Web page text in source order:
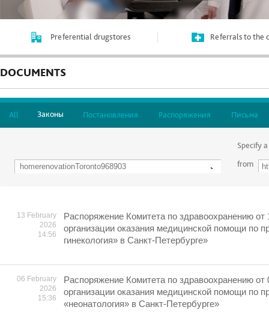
Preferential drugstores Referrals to the
DOCUMENTS
All Законы Постановления Распоряжения Письма
Specify
from
13 February
2026
14:56
Распоряжение Комитета по здравоохранению
организации оказания медицинской помощи по
гинекология» в Санкт-Петербурге»
06 February
2026
15:36
Распоряжение Комитета по здравоохранению
организации оказания медицинской помощи по
«неонатология» в Санкт-Петербурге»